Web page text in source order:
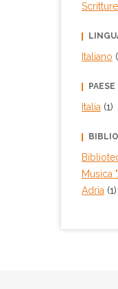
Scritture
Italiano
PAESE
Italia (1)
Musica
Adria (1)